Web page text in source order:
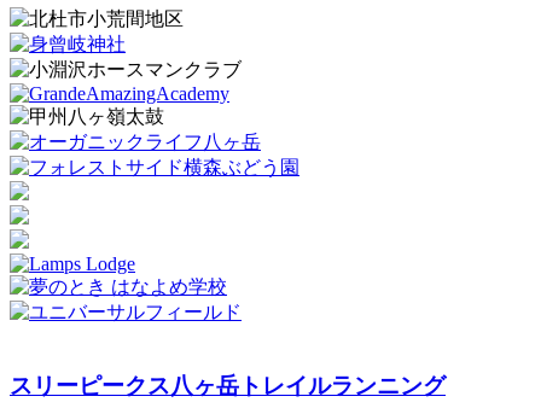
スリーピークス八ヶ岳トレイルランニング